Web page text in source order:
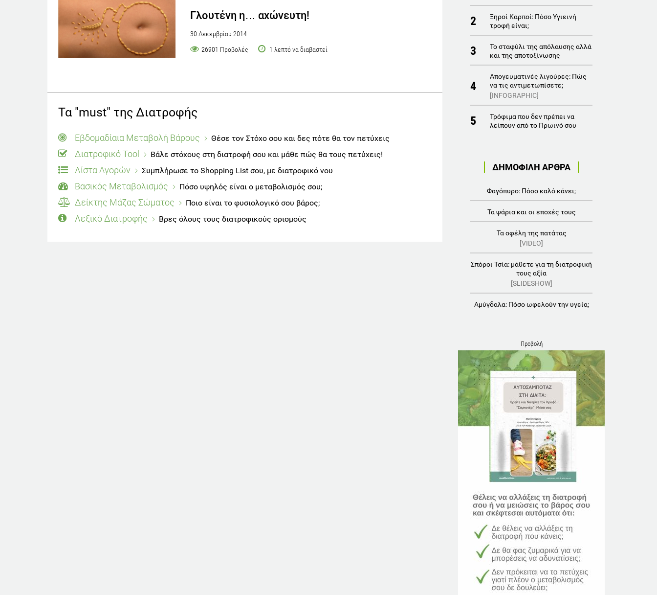
Γλουτένη η… αχώνευτη!
30 Δεκεμβρίου 2014
26901 Προβολές
1 λεπτό να διαβαστεί
Τα "must" της Διατροφής
Εβδομαδίαια Μεταβολή Βάρους Θέσε τον Στόχο σου και δες πότε θα τον πετύχεις
Διατροφικό Tool Βάλε στόχους στη διατροφή σου και μάθε πώς θα τους πετύχεις!
Λίστα Αγορών Συμπλήρωσε το Shopping List σου, με διατροφικό νου
Βασικός Μεταβολισμός Πόσο υψηλός είναι ο μεταβολισμός σου;
Δείκτης Μάζας Σώματος Ποιο είναι το φυσιολογικό σου βάρος;
Λεξικό Διατροφής Βρες όλους τους διατροφικούς ορισμούς
2
Ξηροί Καρποί: Πόσο Υγιεινή
τροφή είναι;
3
Το σταφύλι της απόλαυσης αλλά
και της αποτοξίνωσης
4
Απογευματινές λιγούρες: Πώς
να τις αντιμετωπίσετε;
[INFOGRAPHIC]
5
Τρόφιμα που δεν πρέπει να
λείπουν από το Πρωινό σου
ΔΗΜΟΦΙΛΗ ΑΡΘΡΑ
Φαγόπυρο: Πόσο καλό κάνει;
Τα ψάρια και οι εποχές τους
Τα οφέλη της πατάτας
[VIDEO]
Σπόροι Τσία: μάθετε για τη διατροφική
τους αξία
[SLIDESHOW]
Αμύγδαλα: Πόσο ωφελούν την υγεία;
Προβολή